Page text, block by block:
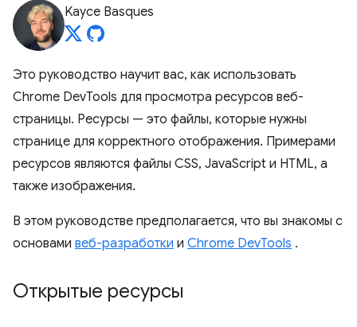
Kayce Basques
Это руководство научит вас, как использовать
Chrome DevTools для просмотра ресурсов веб-
страницы. Ресурсы — это файлы, которые нужны
странице для корректного отображения. Примерами
ресурсов являются файлы CSS, JavaScript и HTML, а
также изображения.
В этом руководстве предполагается, что вы знакомы с
основами веб-разработки и Chrome DevTools .
Открытые ресурсы